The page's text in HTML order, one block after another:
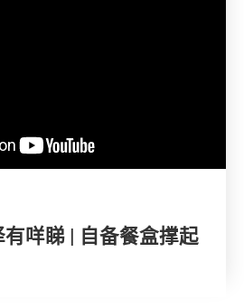
有咩睇 | 自备餐盒撑起